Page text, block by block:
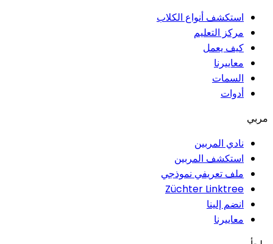
استكشف أنواع الكلاب
مركز التعليم
كيف يعمل
معاييرنا
السمات
أدوات
مربي
نادي المربين
استكشف المربين
ملف تعريفي نموذجي
Züchter Linktree
انضم إلينا
معاييرنا